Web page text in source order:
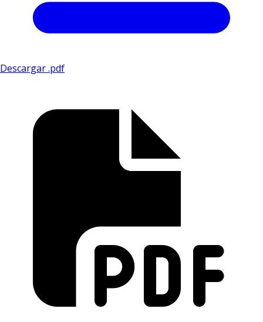
Descargar .pdf